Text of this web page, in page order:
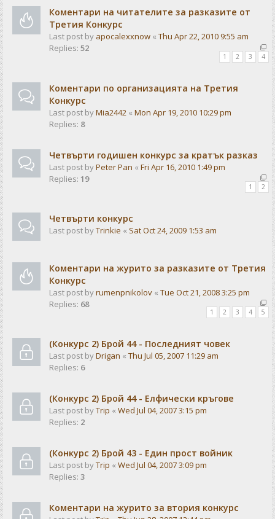
Коментари на читателите за разказите от
Третия Конкурс
Last post by apocalexxnow « Thu Apr 22, 2010 9:55 am
Replies: 52
1 2 3 4
Коментари по организацията на Третия
Конкурс
Last post byMia2442 « Mon Apr 19, 2010 10:29 pm
Replies: 8
Четвърти годишен конкурс за кратък разказ
Last post byPeter Pan « Fri Apr 16, 2010 1:49 pm
Replies: 19
1 2
Чeтвърти конкурс
Last post byTrinkie « Sat Oct 24, 2009 1:53 am
Коментари на журито за разказите от Третия
Конкурс
Last post byrumenpnikolov « Tue Oct 21, 2008 3:25 pm
Replies: 68
1 2 3 4 5
(Конкурс 2) Брой 44 - Последният човек
Last post byDrigan « Thu Jul 05, 2007 11:29 am
Replies: 6
(Конкурс 2) Брой 44 - Елфически кръгове
Last post byTrip « Wed Jul 04, 2007 3:15 pm
Replies: 2
(Конкурс 2) Брой 43 - Един прост войник
Last post byTrip « Wed Jul 04, 2007 3:09 pm
Replies: 3
Коментари на журито за втория конкурс